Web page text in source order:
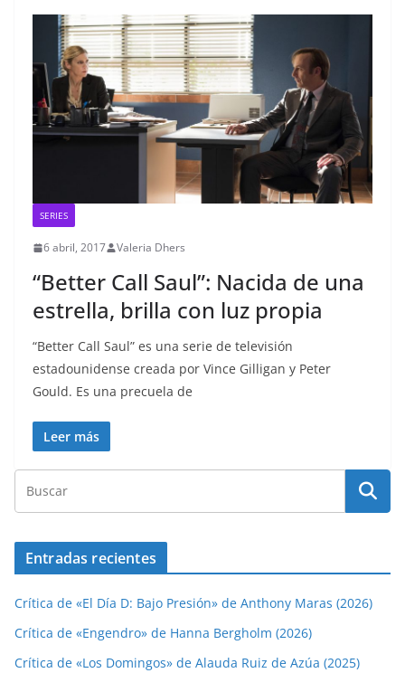
SERIES
6 abril, 2017 Valeria Dhers
“Better Call Saul”: Nacida de una
estrella, brilla con luz propia
“Better Call Saul” es una serie de televisión
estadounidense creada por Vince Gilligan y Peter
Gould. Es una precuela de
Leer más
Entradas recientes
Crítica de «El Día D: Bajo Presión» de Anthony Maras (2026)
Crítica de «Engendro» de Hanna Bergholm (2026)
Crítica de «Los Domingos» de Alauda Ruiz de Azúa (2025)